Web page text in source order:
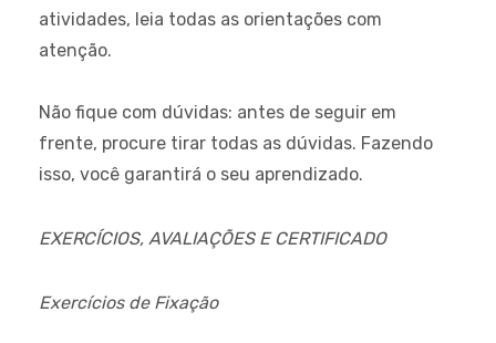
atividades, leia todas as orientações com
atenção.
Não fique com dúvidas: antes de seguir em
frente, procure tirar todas as dúvidas. Fazendo
isso, você garantirá o seu aprendizado.
EXERCÍCIOS, AVALIAÇÕES E CERTIFICADO
Exercícios de Fixação